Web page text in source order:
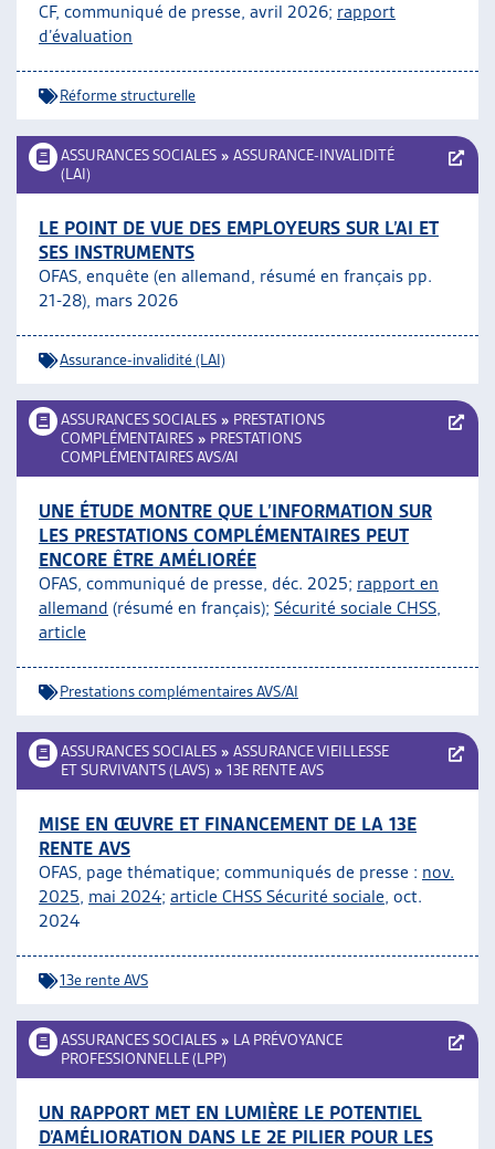
CF, communiqué de presse, avril 2026; rapport
d’évaluation
Réforme structurelle
ASSURANCES SOCIALES » ASSURANCE-INVALIDITÉ
(LAI)
LE POINT DE VUE DES EMPLOYEURS SUR L’AI ET
SES INSTRUMENTS
OFAS, enquête (en allemand, résumé en français pp.
21-28), mars 2026
Assurance-invalidité (LAI)
ASSURANCES SOCIALES » PRESTATIONS
COMPLÉMENTAIRES » PRESTATIONS
COMPLÉMENTAIRES AVS/AI
UNE ÉTUDE MONTRE QUE L’INFORMATION SUR
LES PRESTATIONS COMPLÉMENTAIRES PEUT
ENCORE ÊTRE AMÉLIORÉE
OFAS, communiqué de presse, déc. 2025; rapport en
allemand (résumé en français); Sécurité sociale CHSS,
article
Prestations complémentaires AVS/AI
ASSURANCES SOCIALES » ASSURANCE VIEILLESSE
ET SURVIVANTS (LAVS) » 13E RENTE AVS
MISE EN ŒUVRE ET FINANCEMENT DE LA 13E
RENTE AVS
OFAS, page thématique; communiqués de presse : nov.
2025, mai 2024; article CHSS Sécurité sociale, oct.
2024
13e rente AVS
ASSURANCES SOCIALES » LA PRÉVOYANCE
PROFESSIONNELLE (LPP)
UN RAPPORT MET EN LUMIÈRE LE POTENTIEL
D’AMÉLIORATION DANS LE 2E PILIER POUR LES